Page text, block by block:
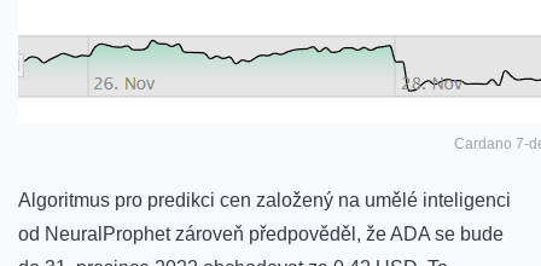
Cardano 7-
Algoritmus pro predikci cen založený na umělé inteligenci
od NeuralProphet zároveň předpověděl , že ADA se bude